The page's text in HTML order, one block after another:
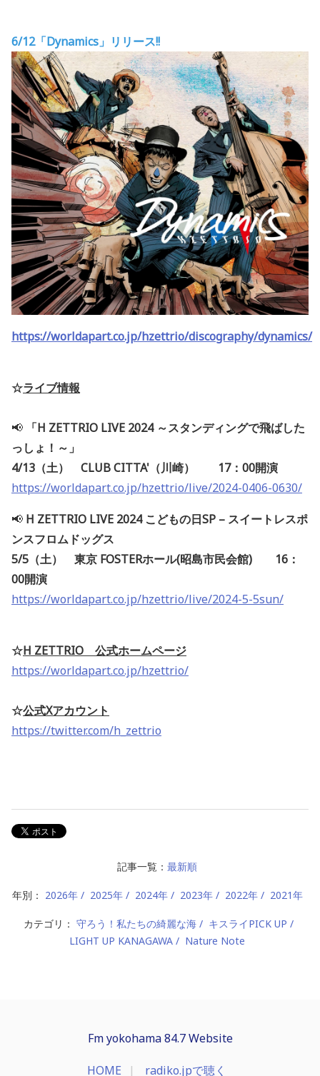
6/12「Dynamics」リリース!!
https://worldapart.co.jp/hzettrio/discography/dynamics/
☆ライブ情報
📢 「H ZETTRIO LIVE 2024 ～スタンディングで飛ばした
っしょ！～」
4/13（土） CLUB CITTA'（川崎） 17：00開演
https://worldapart.co.jp/hzettrio/live/2024-0406-0630/
📢 H ZETTRIO LIVE 2024 こどもの日SP – スイートレスポ
ンスフロムドッグス
5/5（土） 東京 FOSTERホール(昭島市民会館) 16：
00開演
https://worldapart.co.jp/hzettrio/live/2024-5-5sun/
☆H ZETTRIO 公式ホームページ
https://worldapart.co.jp/hzettrio/
☆公式Xアカウント
https://twitter.com/h_zettrio
記事一覧： 最新順
年別： 2026年 2025年 2024年 2023年 2022年 2021年
カテゴリ： 守ろう！私たちの綺麗な海
キスライPICK UP
LIGHT UP KANAGAWA
Nature Note
Fm yokohama 84.7 Website
HOME radiko.jpで聴く